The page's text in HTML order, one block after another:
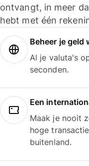
ontvangt, in meer
hebt met één
Beheer je geld
Al je valuta's
seconden.
Een
Maak je nooit
hoge
buitenland.